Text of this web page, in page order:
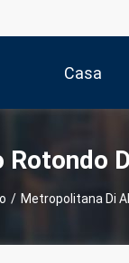
Casa
Rotondo
/ Metropolitana Di